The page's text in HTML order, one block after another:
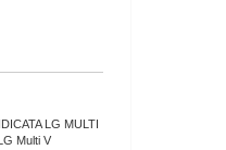
LG MULTI
Multi V